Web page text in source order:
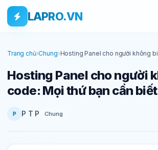
Skip to main content
Bỏ qua tới nội dung
LAPRO.VN
Trang chủ›Chung›Hosting Panel cho người không
Hosting Panel cho người
code: Mọi thứ bạn cần biết
P P T P Chung